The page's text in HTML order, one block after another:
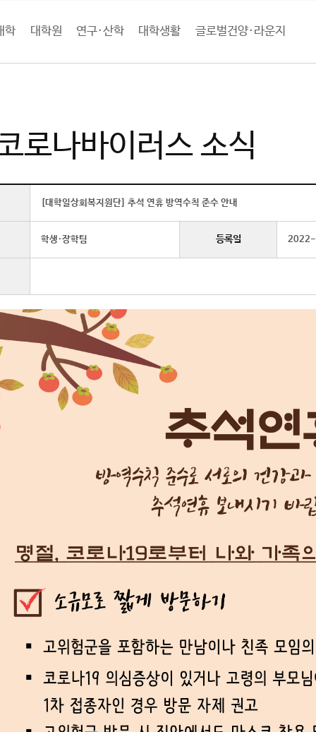
학 대학원 연구·산학 대학생활 글로벌건양·라운지
로나바이러스 소식
[대학일상회복지원단] 추석 연휴 방역수칙 준수 안내
학생·장학팀 등록일